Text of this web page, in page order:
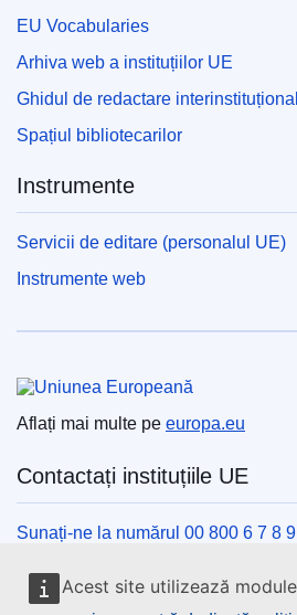
Acest site utilizează
EU Vocabularies
Arhiva web a instituțiilor UE
Ghidul de redactare interinstituțional
Spațiul bibliotecarilor
Instrumente
Servicii de editare (personalul UE)
Instrumente web
Aflați mai multe pe europa.eu
Contactați instituțiile UE
Sunați-ne la numărul 00 800 6 7 8
Utilizați alte opțiuni telefonice
Scrieți-ne completând formularul de